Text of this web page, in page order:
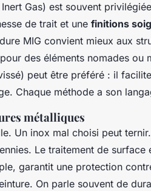
Gas) est souvent
de trait et une finitions
MIG convient mieux aux
des éléments nomades ou
peut être préféré : il
Chaque méthode a son
métalliques
Un inox mal choisi peut
Le traitement de
garantit une protection
On parle souvent de